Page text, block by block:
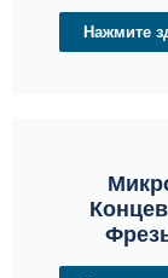
Нажмите